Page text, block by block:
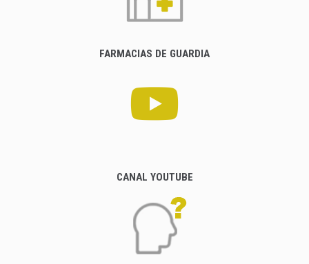
FARMACIAS DE GUARDIA
CANAL YOUTUBE